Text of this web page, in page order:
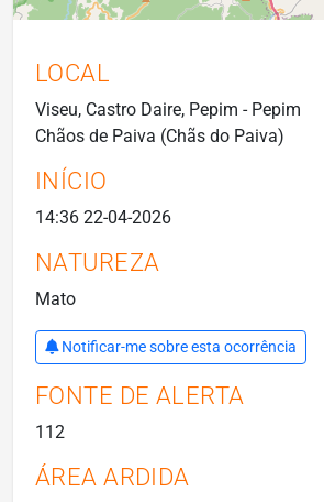
LOCAL
Viseu, Castro Daire, Pepim - Pepim
Chãos de Paiva (Chãs do Paiva)
INÍCIO
14:36 22-04-2026
NATUREZA
Mato
Notificar-me sobre esta ocorrência
FONTE DE ALERTA
112
ÁREA ARDIDA